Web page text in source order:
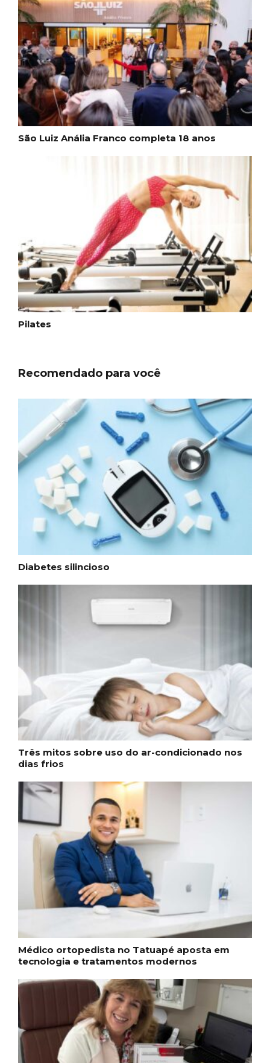
São Luiz Anália Franco completa 18 anos
Pilates
Recomendado para você
Diabetes silincioso
Três mitos sobre uso do ar-condicionado nos
dias frios
Médico ortopedista no Tatuapé aposta em
tecnologia e tratamentos modernos